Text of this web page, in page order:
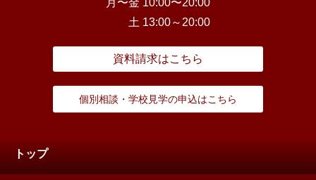
月〜金 10:00〜20:00
土 13:00～20:00
資料請求はこちら
個別相談・学校見学の申込はこちら
トップ